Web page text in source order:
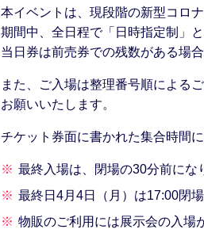
本イベントは、現段階の新型コロ
期間中、全日程で「日時指定制」
当日券は前売券での残数がある場
また、ご入場は整理番号順による
お願いいたします。
チケット券面に書かれた集合時間
最終入場は、閉場の30分前にな
最終日4月4日（月）は17:00閉
物販のご利用には展示会の入場